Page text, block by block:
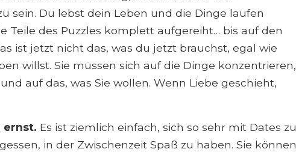
sein. Du lebst dein Leben und die Dinge laufen
Teile des Puzzles komplett aufgereiht… bis auf den
ist jetzt nicht das, was du jetzt brauchst, egal wie
willst. Sie müssen sich auf die Dinge konzentrieren,
auf das, was Sie wollen. Wenn Liebe geschieht,
ernst. Es ist ziemlich einfach, sich so sehr mit Dates zu
in der Zwischenzeit Spaß zu haben. Sie können